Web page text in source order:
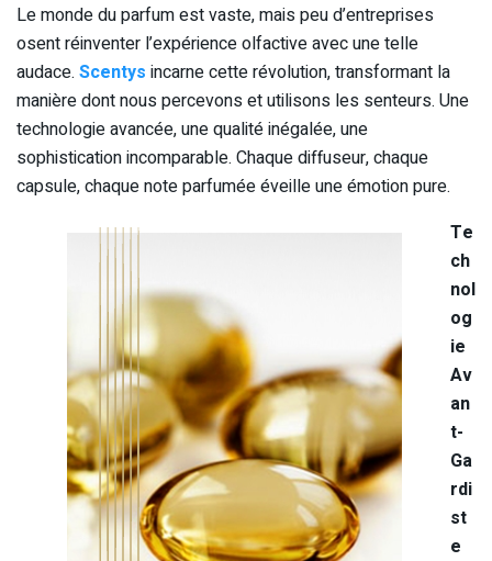
Le monde du parfum est vaste, mais peu d’entreprises
osent réinventer l’expérience olfactive avec une telle
audace. Scentys incarne cette révolution, transformant la
manière dont nous percevons et utilisons les senteurs. Une
technologie avancée, une qualité inégalée, une
sophistication incomparable. Chaque diffuseur, chaque
capsule, chaque note parfumée éveille une émotion pure.
Te
ch
nol
og
ie
Av
an
t-
Ga
rdi
st
e